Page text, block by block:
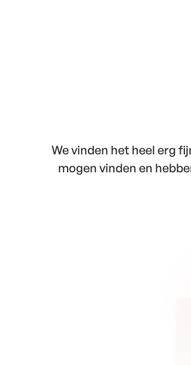
We vinden het heel erg
mogen vinden en